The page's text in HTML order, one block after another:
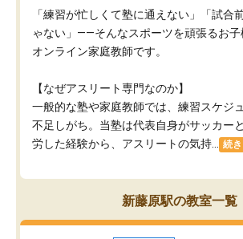
「練習が忙しくて塾に通えない」「試合
ゃない」——そんなスポーツを頑張るお子
オンライン家庭教師です。
【なぜアスリート専門なのか】
一般的な塾や家庭教師では、練習スケジ
不足しがち。当塾は代表自身がサッカー
労した経験から、アスリートの気持...
続
新藤原駅の教室一覧